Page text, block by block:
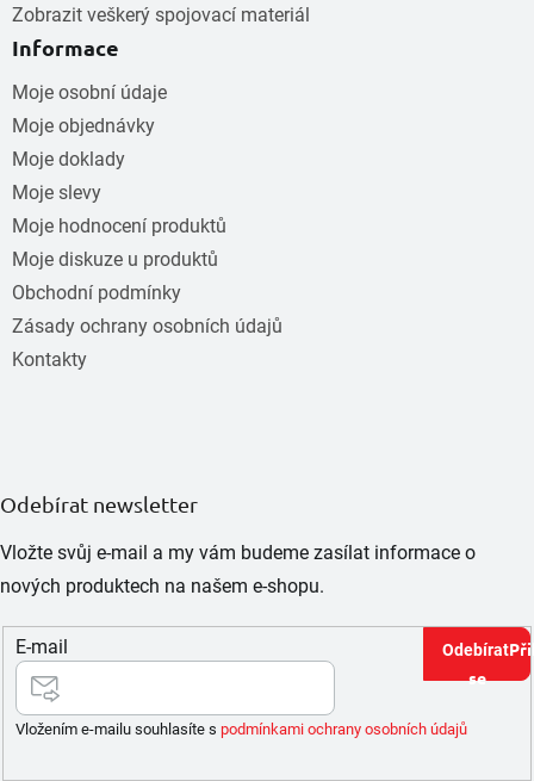
Zobrazit veškerý spojovací materiál
Informace
Moje osobní údaje
Moje objednávky
Moje doklady
Moje slevy
Moje hodnocení produktů
Moje diskuze u produktů
Obchodní podmínky
Zásady ochrany osobních údajů
Kontakty
Odebírat newsletter
Vložte svůj e-mail a my vám budeme zasílat informace o
nových produktech na našem e-shopu.
E-mail
Vložením e-mailu souhlasíte s podmínkami ochrany osobních údajů
se